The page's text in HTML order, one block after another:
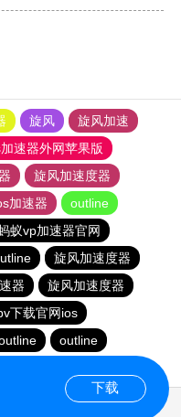
旋风
旋风加速
速器外网苹果版
旋风加速度器
加速器
outline
蚁vp加速器官网
旋风加速度器
器
旋风加速度器
下载官网ios
outline
下载